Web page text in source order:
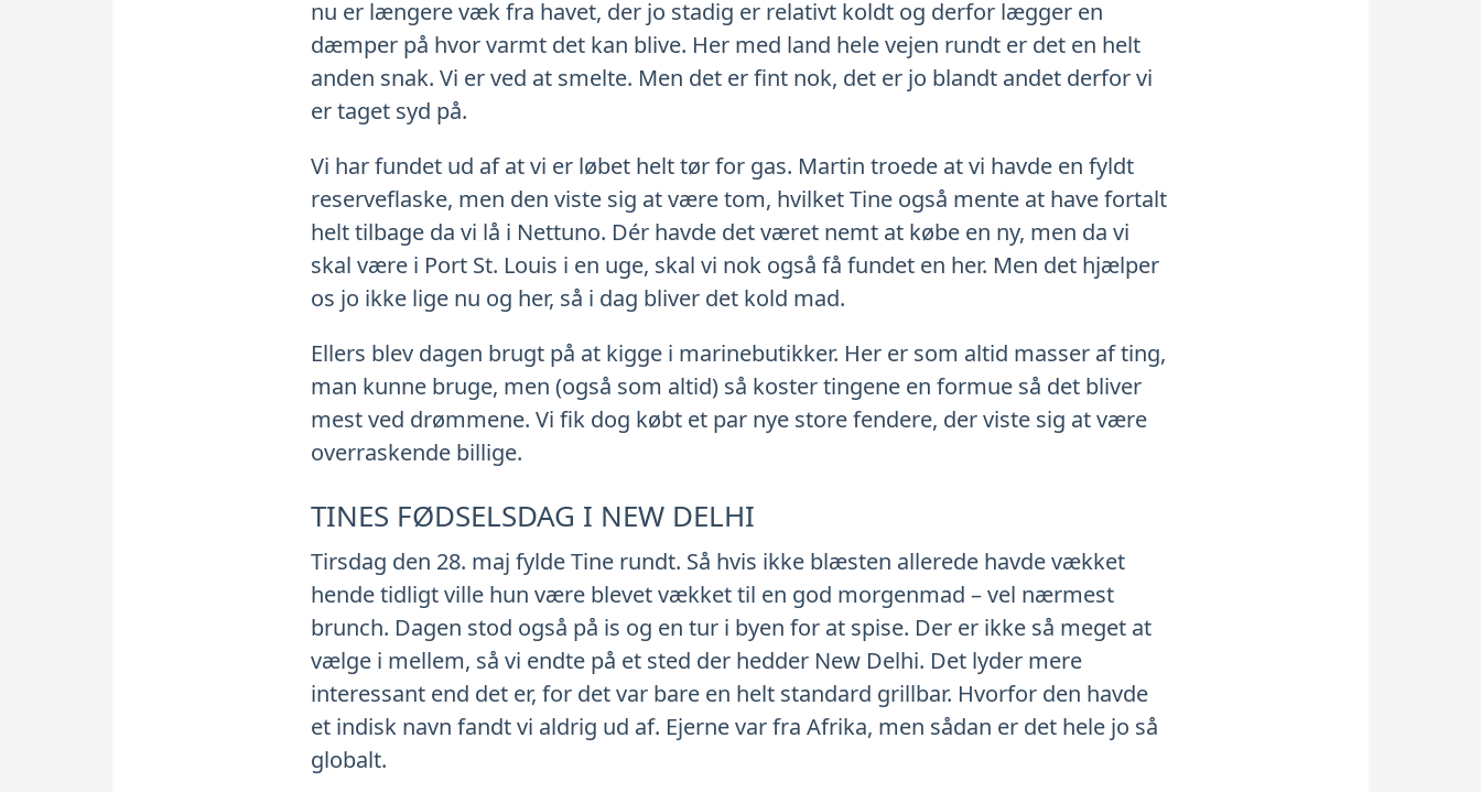
nu er længere væk fra havet, der jo stadig er relativt koldt og derfor lægger en
dæmper på hvor varmt det kan blive. Her med land hele vejen rundt er det en helt
anden snak. Vi er ved at smelte. Men det er fint nok, det er jo blandt andet derfor vi
er taget syd på.
Vi har fundet ud af at vi er løbet helt tør for gas. Martin troede at vi havde en fyldt
reserveflaske, men den viste sig at være tom, hvilket Tine også mente at have fortalt
helt tilbage da vi lå i Nettuno. Dér havde det været nemt at købe en ny, men da vi
skal være i Port St. Louis i en uge, skal vi nok også få fundet en her. Men det hjælper
os jo ikke lige nu og her, så i dag bliver det kold mad.
Ellers blev dagen brugt på at kigge i marinebutikker. Her er som altid masser af ting,
man kunne bruge, men (også som altid) så koster tingene en formue så det bliver
mest ved drømmene. Vi fik dog købt et par nye store fendere, der viste sig at være
overraskende billige.
TINES FØDSELSDAG I NEW DELHI
Tirsdag den 28. maj fylde Tine rundt. Så hvis ikke blæsten allerede havde vækket
hende tidligt ville hun være blevet vækket til en god morgenmad – vel nærmest
brunch. Dagen stod også på is og en tur i byen for at spise. Der er ikke så meget at
vælge i mellem, så vi endte på et sted der hedder New Delhi. Det lyder mere
interessant end det er, for det var bare en helt standard grillbar. Hvorfor den havde
et indisk navn fandt vi aldrig ud af. Ejerne var fra Afrika, men sådan er det hele jo så
globalt.